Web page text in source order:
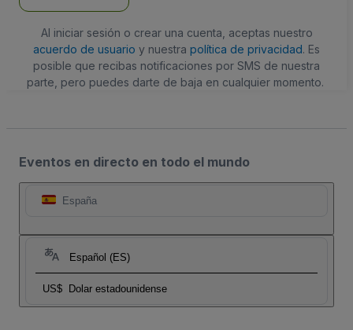
Al iniciar sesión o crear una cuenta, aceptas nuestro
acuerdo de usuario y nuestra política de privacidad. Es
posible que recibas notificaciones por SMS de nuestra
parte, pero puedes darte de baja en cualquier momento.
Eventos en directo en todo el mundo
España
Español (ES)
US$ Dolar estadounidense